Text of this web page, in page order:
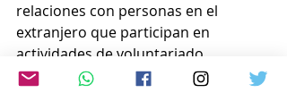
relaciones con personas en el
extranjero que participan en
actividades de voluntariado.